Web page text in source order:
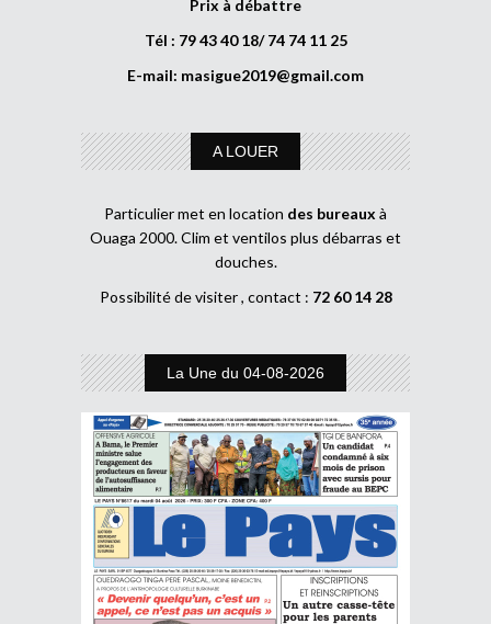
Prix à débattre
Tél : 79 43 40 18/ 74 74 11 25
E-mail: masigue2019@gmail.com
A LOUER
Particulier met en location des bureaux à
Ouaga 2000. Clim et ventilos plus débarras et
douches.
Possibilité de visiter , contact : 72 60 14 28
La Une du 04-08-2026